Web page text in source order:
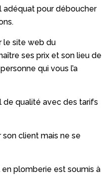
adéquat pour déboucher
le site web du
ses prix et son lieu de
qui vous l’a
de qualité avec des tarifs
son client mais ne se
en plomberie est soumis à